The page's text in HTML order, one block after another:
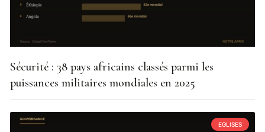
Sécurité : 38 pays africains classés parmi les
puissances militaires mondiales en 2025
EGLISES